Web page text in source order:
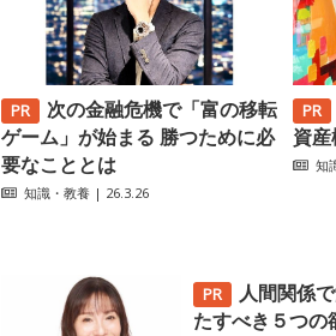
次の金融危機で「富の移転
ゲーム」が始まる 勝つために必
要なこととは
知識・教養 | 26.3.26
資
知
人間関係
たすべき５つの